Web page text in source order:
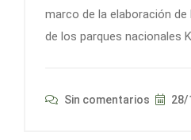
marco de la elaboración
de los parques nacionales
Sin comentarios 28/